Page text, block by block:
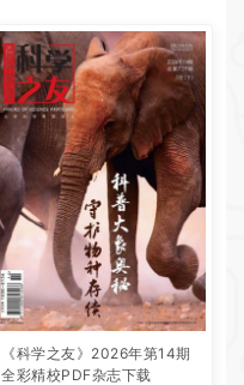
《科学之友》2026年第14期
全彩精校PDF杂志下载